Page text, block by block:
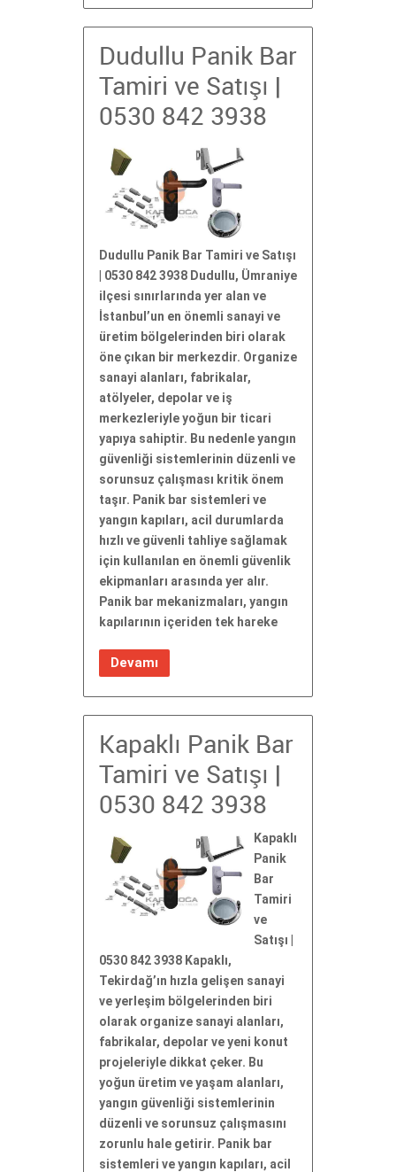
Dudullu Panik Bar
Tamiri ve Satışı |
0530 842 3938
Dudullu Panik Bar Tamiri ve Satışı
| 0530 842 3938 Dudullu, Ümraniye
ilçesi sınırlarında yer alan ve
İstanbul’un en önemli sanayi ve
üretim bölgelerinden biri olarak
öne çıkan bir merkezdir. Organize
sanayi alanları, fabrikalar,
atölyeler, depolar ve iş
merkezleriyle yoğun bir ticari
yapıya sahiptir. Bu nedenle yangın
güvenliği sistemlerinin düzenli ve
sorunsuz çalışması kritik önem
taşır. Panik bar sistemleri ve
yangın kapıları, acil durumlarda
hızlı ve güvenli tahliye sağlamak
için kullanılan en önemli güvenlik
ekipmanları arasında yer alır.
Panik bar mekanizmaları, yangın
kapılarının içeriden tek hareke
Devamı
Kapaklı Panik Bar
Tamiri ve Satışı |
0530 842 3938
Kapaklı
Panik
Bar
Tamiri
ve
Satışı |
0530 842 3938 Kapaklı,
Tekirdağ’ın hızla gelişen sanayi
ve yerleşim bölgelerinden biri
olarak organize sanayi alanları,
fabrikalar, depolar ve yeni konut
projeleriyle dikkat çeker. Bu
yoğun üretim ve yaşam alanları,
yangın güvenliği sistemlerinin
düzenli ve sorunsuz çalışmasını
zorunlu hale getirir. Panik bar
sistemleri ve yangın kapıları, acil